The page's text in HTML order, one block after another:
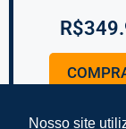
R$
Nosso site